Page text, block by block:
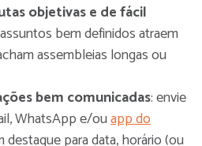
objetivas e de fácil
bem definidos atraem
assembleias longas ou
bem comunicadas: envie
WhatsApp e/ouapp do
destaque para data, horário (ou